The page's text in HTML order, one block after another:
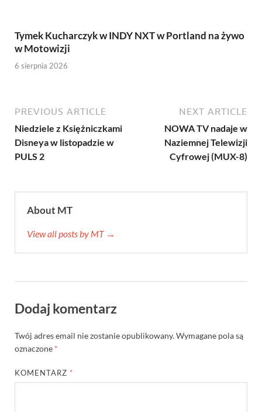
Tymek Kucharczyk w INDY NXT w Portland na żywo
w Motowizji
6 sierpnia 2026
PREVIOUS ARTICLE
Niedziele z Księżniczkami
Disneya w listopadzie w
PULS 2
NEXT ARTICLE
NOWA TV nadaje w
Naziemnej Telewizji
Cyfrowej (MUX-8)
About MT
View all posts by MT →
Dodaj komentarz
Twój adres email nie zostanie opublikowany.Wymagane pola są
oznaczone *
KOMENTARZ *